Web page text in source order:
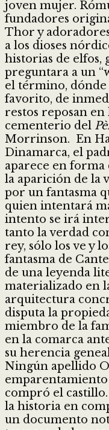
joven mujer.
fundadores
Thor y
a los dioses
historias de elfos,
preguntara a un
el término, dónde
favorito, de
restos reposan en
cementerio del
Morrinson. En
Dinamarca, el
aparece en forma
la aparición de la
por un fantasma
quien intentará
intento se irá
tanto la verdad
rey, sólo los ve y
fantasma de
de una leyenda
materializado en
arquitectura
disputa la
miembro de la
en la comarca
su herencia
Ningún apellido
compró el
la historia en
un documento